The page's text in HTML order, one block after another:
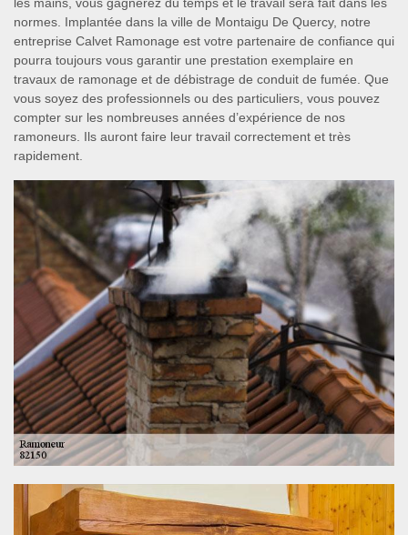
normes. Implantée dans la ville de Montaigu De Quercy, notre
entreprise Calvet Ramonage est votre partenaire de confiance qui
pourra toujours vous garantir une prestation exemplaire en
travaux de ramonage et de débistrage de conduit de fumée. Que
vous soyez des professionnels ou des particuliers, vous pouvez
compter sur les nombreuses années d’expérience de nos
ramoneurs. Ils auront faire leur travail correctement et très
rapidement.